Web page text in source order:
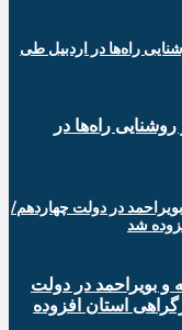
خط‌کشی و ۵۵ کیلومتر روشنایی راه‌ها در
و بویراحمد در دولت
بزرگراهی استان افزوده